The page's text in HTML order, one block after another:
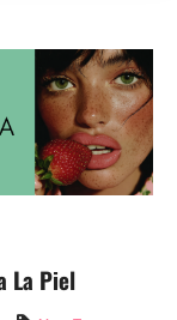
La Piel